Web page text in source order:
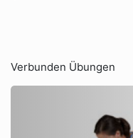
Verbunden Übungen